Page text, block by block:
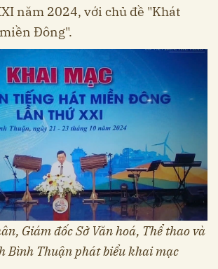
năm 2024, với chủ đề "Khát
Đông".
Giám đốc Sở Văn hoá, Thể thao và
Bình Thuận phát biểu khai mạc